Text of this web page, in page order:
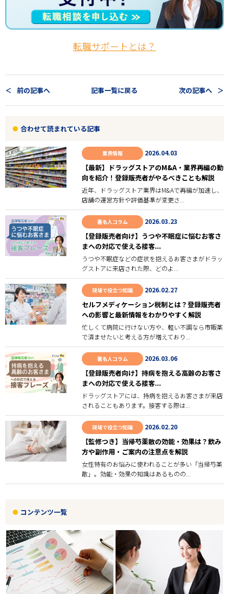
転職サポートとは？
前の記事へ 記事一覧に戻る 次の記事へ
合わせて読まれている記事
業界情報 2026.04.03
【最新】ドラッグストアのM&A・業界再編の動
向を紹介！登録販売者がやるべきことも解説
近年、ドラッグストア業界はM&Aで再編が加速し、
店舗の運営方針や評価基準が変更さ...
著名人コラム 2026.03.23
【登録販売者向け】うつや不眠症に悩むお客さ
まへの対応で使える接客...
うつや不眠症などの症状を抱えるお客さまがドラッ
グストアに来店された際、どのよ...
現場で役立つ知識 2026.02.27
セルフメディケーション税制とは？登録販売者
への影響と最新情報をわかりやすく解説
忙しくて病院に行けない方や、軽い不調なら市販薬
で済ませたいと考える方が増えており...
著名人コラム 2026.03.06
【登録販売者向け】持病を抱える高齢のお客さ
まへの対応で使える接客...
ドラッグストアには、持病を抱えるお客さまが来店
されることもあります。接客する際は...
現場で役立つ知識 2026.02.20
【監修つき】当帰芍薬散の効能・効果は？飲み
方や副作用・ご案内の注意点を解説
女性特有のお悩みに使われることが多い「当帰芍薬
散」。効能・効果の知識はあるものの...
コンテンツ一覧